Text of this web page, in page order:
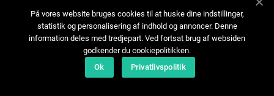
Kontakt os
Sitemap
På vores website bruges cookies til at huske dine indstillinger,
statistik og personalisering af indhold og annoncer. Denne
information deles med tredjepart. Ved fortsat brug af websiden
godkender du cookiepolitikken.
Ok
Privatlivspolitik